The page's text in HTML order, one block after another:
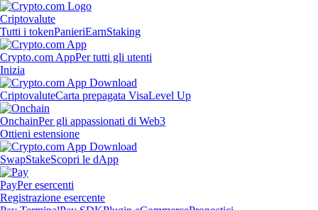
Criptovalute
Tutti i tokenPanieriEarnStaking
Crypto.com AppPer tutti gli utenti
Inizia
CriptovaluteCarta prepagata VisaLevel Up
OnchainPer gli appassionati di Web3
Ottieni estensione
SwapStakeScopri le dApp
PayPer esercenti
Registrazione esercente